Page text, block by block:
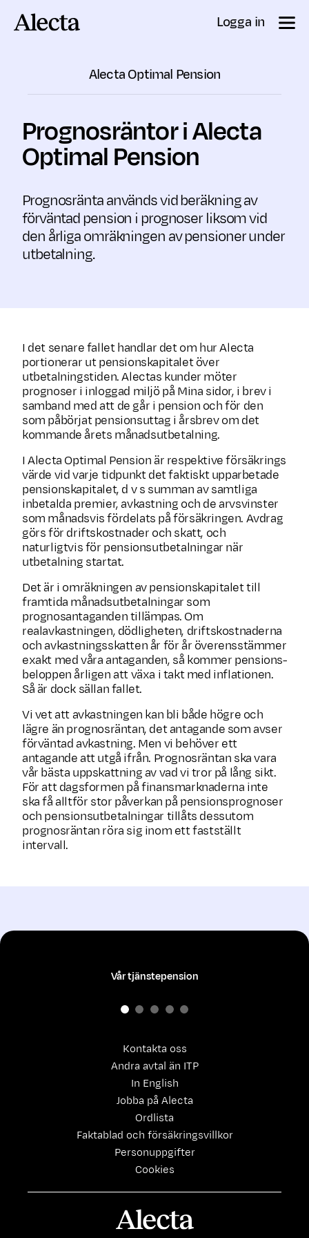
Logga in
Alecta Optimal Pension
Prognosräntor i Alecta
Optimal Pension
Prognosränta används vid beräkning av
förväntad pension i prognoser liksom vid
den årliga omräkningen av pensioner under
utbetalning.
I det senare fallet handlar det om hur Alecta
portionerar ut pensions­kapitalet över
utbetalningstiden. Alectas kunder möter
prognoser i inloggad miljö på Mina sidor, i brev i
samband med att de går i pension och för den
som påbörjat pensions­uttag i årsbrev om det
kommande årets månadsutbetalning.
I Alecta Optimal Pension är respektive försäkrings
värde vid varje tidpunkt det faktiskt upparbetade
pensionskapitalet, d v s summan av samtliga
inbetalda premier, avkastning och de arvsvinster
som månadsvis fördelats på försäkringen. Avdrag
görs för driftskostnader och skatt, och
naturligtvis för pensions­utbetal­ningar när
utbetalning startat.
Det är i omräkningen av pensionskapitalet till
framtida månads­utbetal­ningar som
prognosantaganden tillämpas. Om
realavkastningen, död­lig­heten, drifts­kostnad­erna
och avkastnings­skatten år för år överensstämmer
exakt med våra antagan­den, så kommer pensions­
beloppen årligen att växa i takt med inflationen.
Så är dock sällan fallet.
Vi vet att avkast­ningen kan bli både högre och
lägre än prognosräntan, det antagande som avser
förväntad avkastning. Men vi behöver ett
antagande att utgå ifrån. Progno­sräntan ska vara
vår bästa uppskattning av vad vi tror på lång sikt.
För att dagsformen på finansmarknaderna inte
ska få alltför stor påverkan på pensionsprognoser
och pensionsutbetalningar tillåts dessutom
prognosräntan röra sig inom ett fastställt
intervall.
Kontakta oss
Andra avtal än ITP
In English
Jobba på Alecta
Ordlista
Faktablad och försäkringsvillkor
Personuppgifter
Cookies
Vår tjänstepension
Alecta